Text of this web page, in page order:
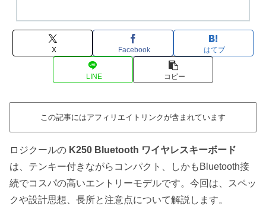
X Facebook はてブ
LINE コピー
この記事にはアフィリエイトリンクが含まれています
ロジクールの K250 Bluetooth ワイヤレスキーボード
は、テンキー付きながらコンパクト、しかもBluetooth接
続でコスパの高いエントリーモデルです。今回は、スペッ
クや設計思想、長所と注意点について解説します。